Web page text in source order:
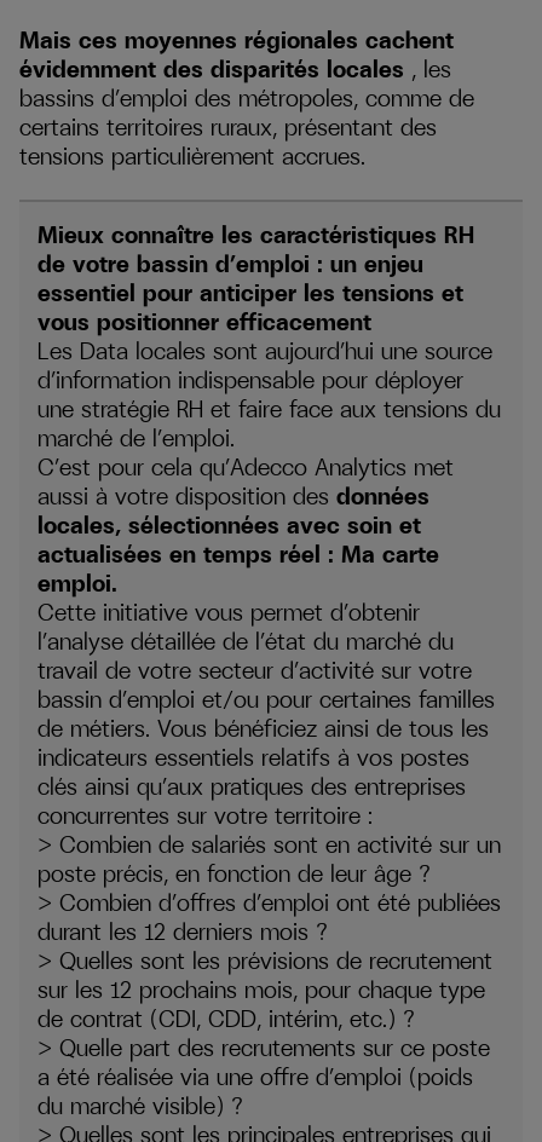
Mais ces moyennes régionales cachent
évidemment des disparités locales , les
bassins d’emploi des métropoles, comme de
certains territoires ruraux, présentant des
tensions particulièrement accrues.
Mieux connaître les caractéristiques RH
de votre bassin d’emploi : un enjeu
essentiel pour anticiper les tensions et
vous positionner efficacement
Les Data locales sont aujourd’hui une source
d’information indispensable pour déployer
une stratégie RH et faire face aux tensions du
marché de l’emploi.
C’est pour cela qu’Adecco Analytics met
aussi à votre disposition des données
locales, sélectionnées avec soin et
actualisées en temps réel : Ma carte
emploi.
Cette initiative vous permet d’obtenir
l’analyse détaillée de l’état du marché du
travail de votre secteur d’activité sur votre
bassin d’emploi et/ou pour certaines familles
de métiers. Vous bénéficiez ainsi de tous les
indicateurs essentiels relatifs à vos postes
clés ainsi qu’aux pratiques des entreprises
concurrentes sur votre territoire :
> Combien de salariés sont en activité sur un
poste précis, en fonction de leur âge ?
> Combien d’offres d’emploi ont été publiées
durant les 12 derniers mois ?
> Quelles sont les prévisions de recrutement
sur les 12 prochains mois, pour chaque type
de contrat (CDI, CDD, intérim, etc.) ?
> Quelle part des recrutements sur ce poste
a été réalisée via une offre d’emploi (poids
du marché visible) ?
> Quelles sont les principales entreprises qui